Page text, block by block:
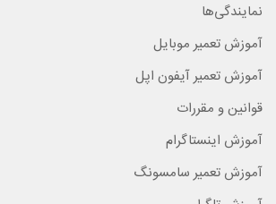
نمایندگی‌ها
آموزش تعمیر موبایل
آموزش تعمیر آیفون اپل
قوانین و مقررات
آموزش اینستاگرام
آموزش تعمیر سامسونگ